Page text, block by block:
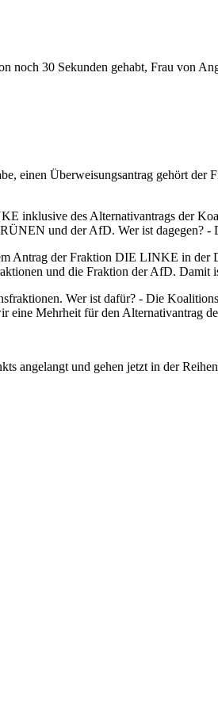
noch 30 Sekunden gehabt, Frau von
einen Überweisungsantrag gehört
inklusive des Alternativantrags der
und der AfD. Wer ist dagegen? -
Antrag der Fraktion DIE LINKE in
und die Fraktion der AfD. Damit
Wer ist dafür? - Die
Mehrheit für den Alternativantrag
angelangt und gehen jetzt in der